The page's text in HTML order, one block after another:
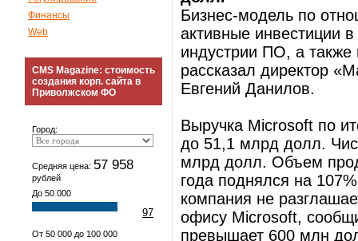
Финансы
Web
CMS Magazine: стоимость
создания корп. сайта в
Приволжском ФО
Город:
Средняя цена: 57 958
рублей
До 50 000
97
От 50 000 до 100 000
Бизнес-модель по
активные инвестиции
индустрии ПО, а также
рассказал директор
Евгений Данилов.
Выручка Microsoft по
до 51,1 млрд долл.
млрд долл. Объем
года поднялся на
компания не
офису Microsoft,
превышает 600 млн